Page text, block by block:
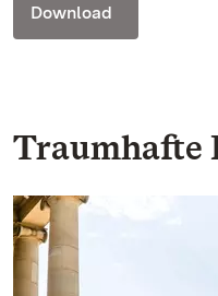
Download
Traumhafte